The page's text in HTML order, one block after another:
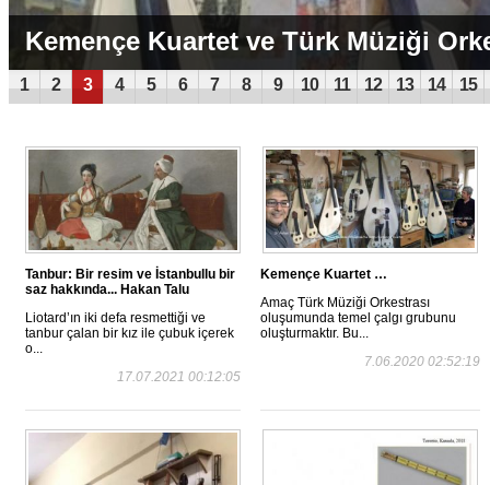
Kemençe Kuartet ve Türk Müziği
1 2 3 4 5 6 7 8 9 10 11 12 13 14 15
Tanbur: Bir resim ve İstanbullu bir
saz hakkında... Hakan Talu
Liotard’ın iki defa resmettiği ve
tanbur çalan bir kız ile çubuk içerek
o...
17.07.2021 00:12:05
Kemençe Kuartet …
Amaç Türk Müziği Orkestrası
oluşumunda temel çalgı grubunu
oluşturmaktır. Bu...
7.06.2020 02:52:19